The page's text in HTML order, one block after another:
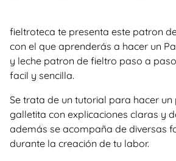
fieltroteca te presenta este patron
con el que aprenderás a hacer un
y leche patron de fieltro paso a
facil y sencilla.
Se trata de un tutorial para hacer
galletita con explicaciones claras y
además se acompaña de diversas
durante la creación de tu labor.